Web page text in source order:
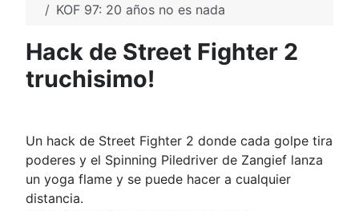
KOF 97: 20 años no es nada
Hack de Street Fighter 2
truchisimo!
Un hack de Street Fighter 2 donde cada golpe tira
poderes y el Spinning Piledriver de Zangief lanza
un yoga flame y se puede hacer a cualquier
distancia.